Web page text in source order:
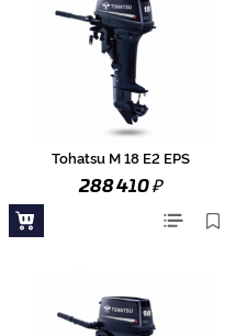
Tohatsu M 18 E2 EPS
288 410₽